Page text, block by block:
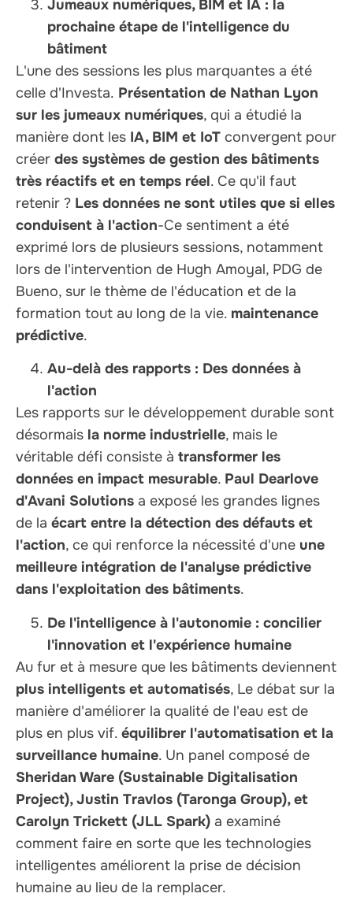
Jumeaux numériques, BIM et IA : la
prochaine étape de l'intelligence du
bâtiment
L'une des sessions les plus marquantes a été
celle d'Investa. Présentation de Nathan Lyon
sur les jumeaux numériques, qui a étudié la
manière dont les IA, BIM et IoT convergent pour
créer des systèmes de gestion des bâtiments
très réactifs et en temps réel. Ce qu'il faut
retenir ? Les données ne sont utiles que si elles
conduisent à l'action-Ce sentiment a été
exprimé lors de plusieurs sessions, notamment
lors de l'intervention de Hugh Amoyal, PDG de
Bueno, sur le thème de l'éducation et de la
formation tout au long de la vie. maintenance
prédictive.
Au-delà des rapports : Des données à
l'action
Les rapports sur le développement durable sont
désormais la norme industrielle, mais le
véritable défi consiste à transformer les
données en impact mesurable. Paul Dearlove
d'Avani Solutions a exposé les grandes lignes
de la écart entre la détection des défauts et
l'action, ce qui renforce la nécessité d'une une
meilleure intégration de l'analyse prédictive
dans l'exploitation des bâtiments.
De l'intelligence à l'autonomie : concilier
l'innovation et l'expérience humaine
Au fur et à mesure que les bâtiments deviennent
plus intelligents et automatisés, Le débat sur la
manière d'améliorer la qualité de l'eau est de
plus en plus vif. équilibrer l'automatisation et la
surveillance humaine. Un panel composé de
Sheridan Ware (Sustainable Digitalisation
Project), Justin Travlos (Taronga Group), et
Carolyn Trickett (JLL Spark) a examiné
comment faire en sorte que les technologies
intelligentes améliorent la prise de décision
humaine au lieu de la remplacer.